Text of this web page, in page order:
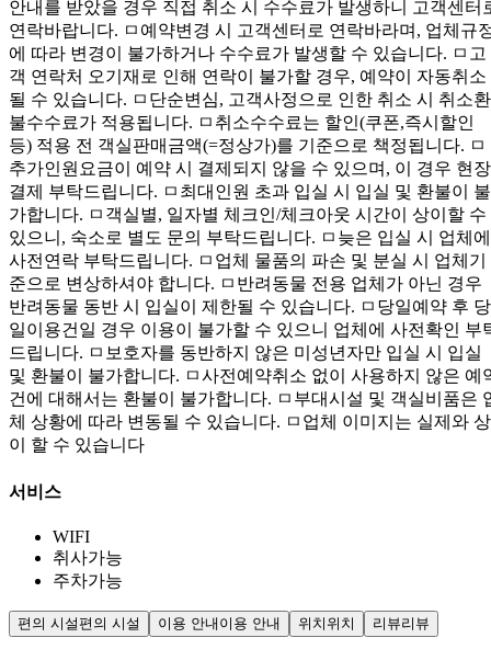
안내를 받았을 경우 직접 취소 시 수수료가 발생하니 고객센터
연락바랍니다. ㅁ예약변경 시 고객센터로 연락바라며, 업체규
에 따라 변경이 불가하거나 수수료가 발생할 수 있습니다. ㅁ고
객 연락처 오기재로 인해 연락이 불가할 경우, 예약이 자동취소
될 수 있습니다. ㅁ단순변심, 고객사정으로 인한 취소 시 취소환
불수수료가 적용됩니다. ㅁ취소수수료는 할인(쿠폰,즉시할인
등) 적용 전 객실판매금액(=정상가)를 기준으로 책정됩니다. ㅁ
추가인원요금이 예약 시 결제되지 않을 수 있으며, 이 경우 현장
결제 부탁드립니다. ㅁ최대인원 초과 입실 시 입실 및 환불이 불
가합니다. ㅁ객실별, 일자별 체크인/체크아웃 시간이 상이할 수
있으니, 숙소로 별도 문의 부탁드립니다. ㅁ늦은 입실 시 업체에
사전연락 부탁드립니다. ㅁ업체 물품의 파손 및 분실 시 업체기
준으로 변상하셔야 합니다. ㅁ반려동물 전용 업체가 아닌 경우
반려동물 동반 시 입실이 제한될 수 있습니다. ㅁ당일예약 후 당
일이용건일 경우 이용이 불가할 수 있으니 업체에 사전확인 부
드립니다. ㅁ보호자를 동반하지 않은 미성년자만 입실 시 입실
및 환불이 불가합니다. ㅁ사전예약취소 없이 사용하지 않은 예
건에 대해서는 환불이 불가합니다. ㅁ부대시설 및 객실비품은
체 상황에 따라 변동될 수 있습니다. ㅁ업체 이미지는 실제와 상
이 할 수 있습니다
서비스
WIFI
취사가능
주차가능
편의 시설 편의 시설 이용 안내 이용 안내 위치 위치 리뷰리뷰